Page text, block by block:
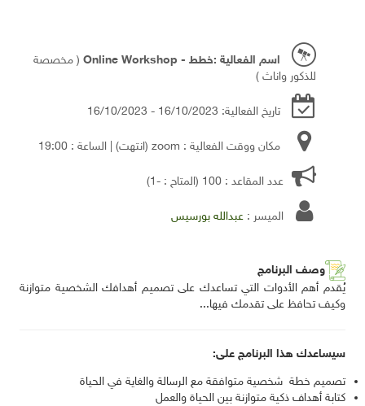
اسم الفعالية :خطط - Online Workshop
( مخصصة
للذكور واناث )
تاريخ الفعالية: 16/10/2023 - 16/10/2023
مكان ووقت الفعالية : zoom (انتهت) | الساعة : 19:00
عدد المقاعد : 100 (المتاح : -1)
الميسر : عبدالله بورسيس
وصف البرنامج
يُقدم أهم الأدوات التي تساعدك على تصميم أهدافك الشخصية متوازنة
وكيف تحافظ على تقدمك فيها...
سيساعدك هذا البرنامج على:
تصميم خطة شخصية متوافقة مع الرسالة والغاية في الحياة
كتابة أهداف ذكية متوازنة بين الحياة والعمل